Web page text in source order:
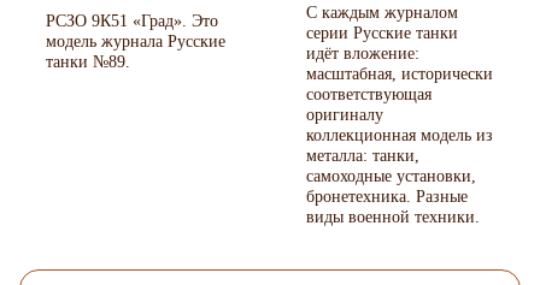
РСЗО 9К51 Град
. Это
модель журнала Русские
танки №89.
С каждым журналом
серии Русские танки
идёт вложение:
масштабная, исторически
соответствующая
оригиналу
коллекционная модель из
металла: танки,
самоходные установки,
бронетехника. Разные
виды военной техники.